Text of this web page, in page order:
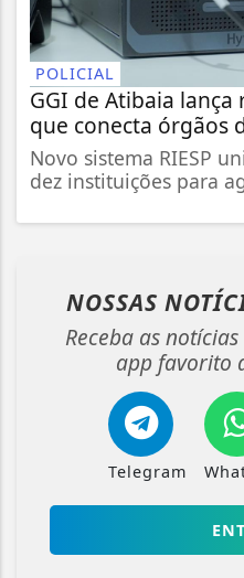
POLICIAL
GGI de Atibaia
que conecta órgãos
Novo sistema RIESP
dez instituições para
NOSSAS
Receba as
app favorito
Telegram